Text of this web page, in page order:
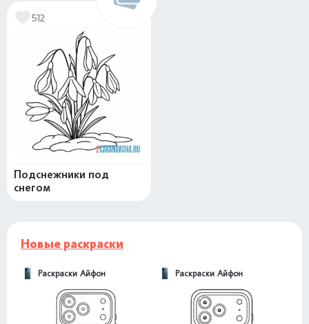
512
Подснежники под
снегом
Новые раскраски
Раскраски Айфон Раскраски Айфон